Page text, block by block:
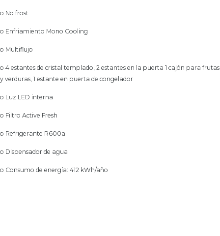
o No frost
o Enfriamiento Mono Cooling
o Multiflujo
o 4 estantes de cristal templado, 2 estantes en la puerta 1 cajón para frutas
y verduras, 1 estante en puerta de congelador
o Luz LED interna
o Filtro Active Fresh
o Refrigerante R600a
o Dispensador de agua
o Consumo de energía: 412 kWh/año